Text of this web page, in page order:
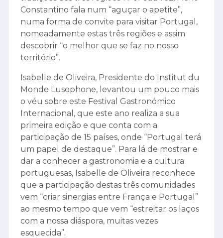
Constantino fala num “aguçar o apetite”,
numa forma de convite para visitar Portugal,
nomeadamente estas três regiões e assim
descobrir “o melhor que se faz no nosso
território”.
Isabelle de Oliveira, Presidente do Institut du
Monde Lusophone, levantou um pouco mais
o véu sobre este Festival Gastronómico
Internacional, que este ano realiza a sua
primeira edição e que conta com a
participação de 15 países, onde “Portugal terá
um papel de destaque”. Para lá de mostrar e
dar a conhecer a gastronomia e a cultura
portuguesas, Isabelle de Oliveira reconhece
que a participação destas três comunidades
vem “criar sinergias entre França e Portugal”
ao mesmo tempo que vem “estreitar os laços
com a nossa diáspora, muitas vezes
esquecida”.